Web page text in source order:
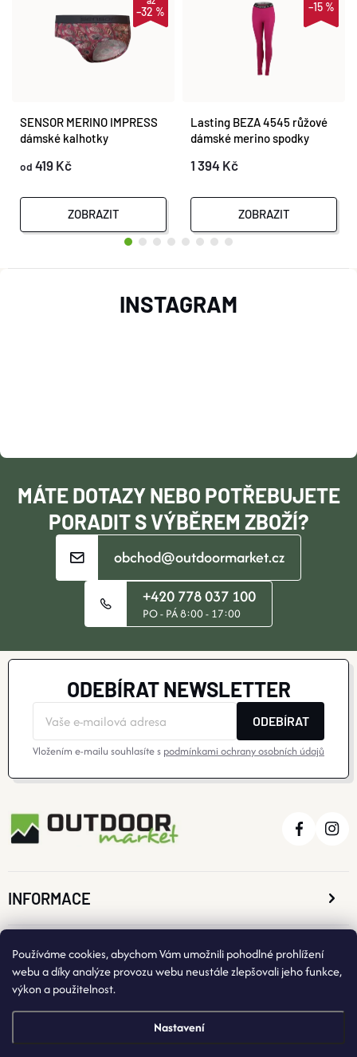
Používáme cookies, abychom Vám umožnili pohodlné prohlížení
webu a díky analýze provozu webu neustále zlepšovali jeho funkce,
výkon a použitelnost.
Nastavení
–32 %
SENSOR MERINO IMPRESS
dámské kalhotky
od 419 Kč
ZOBRAZIT
–15 %
Lasting BEZA 4545 růžové
dámské merino spodky
1 394 Kč
ZOBRAZIT
T
MÁTE DOTAZY NEBO POTŘEBUJETE
PORADIT S VÝBĚREM ZBOŽÍ?
obchod@outdoormarket.cz
+420 778 037 100
PO - PÁ 8:00 - 17:00
INSTAGRAM
ODEBÍRAT NEWSLETTER
ODEBÍRAT
Vložením e-mailu souhlasíte s podmínkami ochrany osobních údajů
INFORMACE
O NÁKUPU